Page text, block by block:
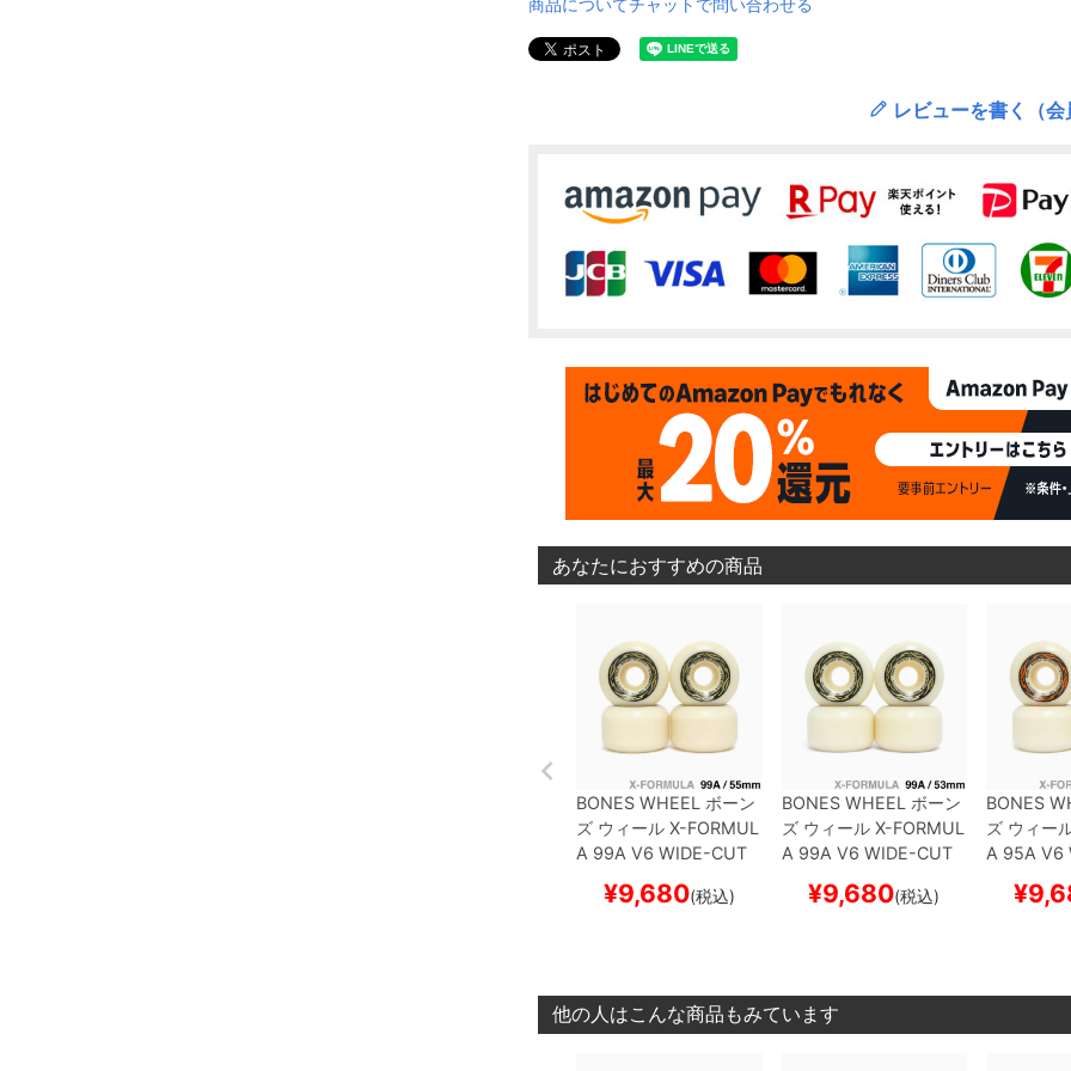
レビューを書く（
あなたにおすすめの商品
BONES WHEEL ボーン
ズ ウィール X-FORMUL
A 99A V6 WIDE-CUT
ド スケボー
¥9,680(税込)
BONES WHEEL ボーン
ズウィールX-FORMUL
A 99A V6 WIDE-CUT
ド スケボー
¥9,680(税込)
BONES
ズ ウィー
A 95A V6
ド スケボ
¥
他の人はこんな商品もみています